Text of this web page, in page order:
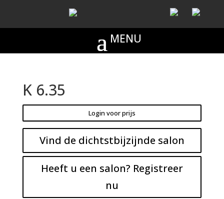
K 6.35
Login voor prijs
Vind de dichtstbijzijnde salon
Heeft u een salon? Registreer
nu